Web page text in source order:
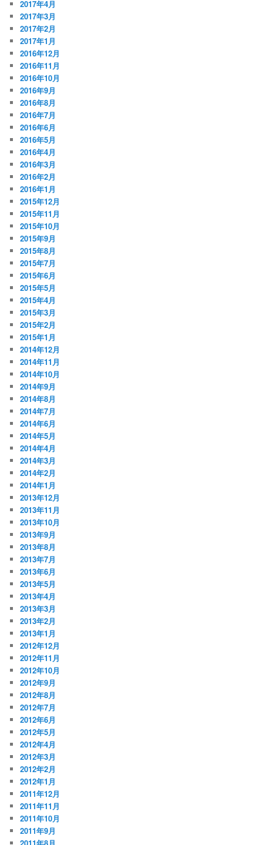
2017年4月
2017年3月
2017年2月
2017年1月
2016年12月
2016年11月
2016年10月
2016年9月
2016年8月
2016年7月
2016年6月
2016年5月
2016年4月
2016年3月
2016年2月
2016年1月
2015年12月
2015年11月
2015年10月
2015年9月
2015年8月
2015年7月
2015年6月
2015年5月
2015年4月
2015年3月
2015年2月
2015年1月
2014年12月
2014年11月
2014年10月
2014年9月
2014年8月
2014年7月
2014年6月
2014年5月
2014年4月
2014年3月
2014年2月
2014年1月
2013年12月
2013年11月
2013年10月
2013年9月
2013年8月
2013年7月
2013年6月
2013年5月
2013年4月
2013年3月
2013年2月
2013年1月
2012年12月
2012年11月
2012年10月
2012年9月
2012年8月
2012年7月
2012年6月
2012年5月
2012年4月
2012年3月
2012年2月
2012年1月
2011年12月
2011年11月
2011年10月
2011年9月